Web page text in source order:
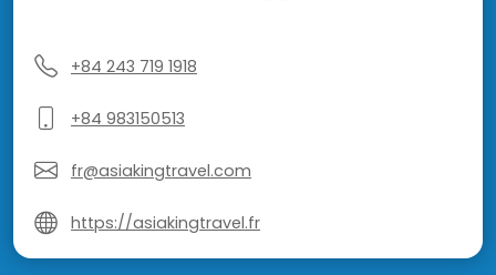
+84 243 719 1918
+84 983150513
fr@asiakingtravel.com
https://asiakingtravel.fr